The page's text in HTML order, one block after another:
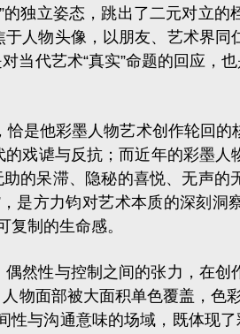
独立姿态，跳出了二元对立的
人物头像，以朋友、艺术界同
代艺术“真实”命题的回应，
他彩墨人物艺术创作轮回的
戏谑与反抗；而近年的彩墨人
的呆滞、隐秘的喜悦、无声的
是方力钧对艺术本质的深刻洞
制的生命感。
性与控制之间的张力，在创
物面部被大面积单色覆盖，色
与沟通意味的场域，既体现了